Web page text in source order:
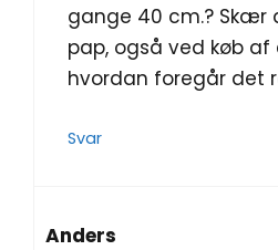
gange 40 cm.? Skær
pap, også ved køb af
hvordan foregår det
Svar
Anders